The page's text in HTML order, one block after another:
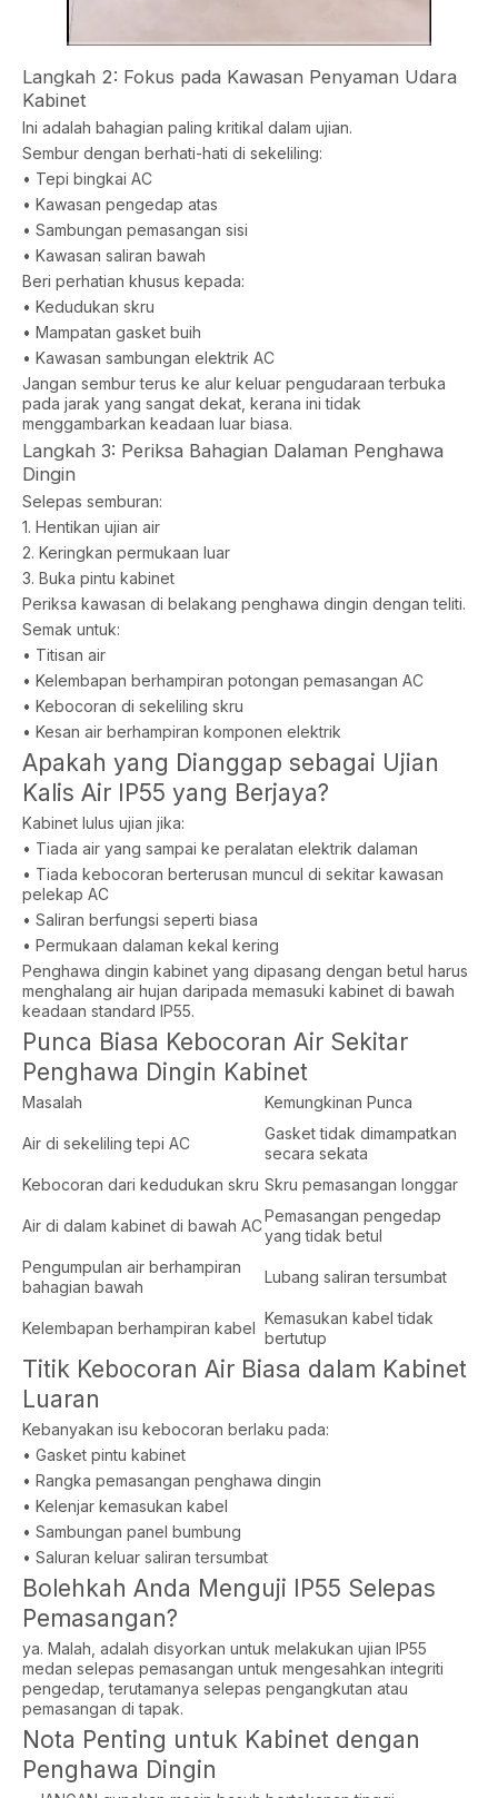
Langkah 2: Fokus pada Kawasan Penyaman Udara
Kabinet
Ini adalah bahagian paling kritikal dalam ujian.
Sembur dengan berhati-hati di sekeliling:
• Tepi bingkai AC
• Kawasan pengedap atas
• Sambungan pemasangan sisi
• Kawasan saliran bawah
Beri perhatian khusus kepada:
• Kedudukan skru
• Mampatan gasket buih
• Kawasan sambungan elektrik AC
Jangan sembur terus ke alur keluar pengudaraan terbuka
pada jarak yang sangat dekat, kerana ini tidak
menggambarkan keadaan luar biasa.
Langkah 3: Periksa Bahagian Dalaman Penghawa
Dingin
Selepas semburan:
1. Hentikan ujian air
2. Keringkan permukaan luar
3. Buka pintu kabinet
Periksa kawasan di belakang penghawa dingin dengan teliti.
Semak untuk:
• Titisan air
• Kelembapan berhampiran potongan pemasangan AC
• Kebocoran di sekeliling skru
• Kesan air berhampiran komponen elektrik
Apakah yang Dianggap sebagai Ujian
Kalis Air IP55 yang Berjaya?
Kabinet lulus ujian jika:
• Tiada air yang sampai ke peralatan elektrik dalaman
• Tiada kebocoran berterusan muncul di sekitar kawasan
pelekap AC
• Saliran berfungsi seperti biasa
• Permukaan dalaman kekal kering
Penghawa dingin kabinet yang dipasang dengan betul harus
menghalang air hujan daripada memasuki kabinet di bawah
keadaan standard IP55.
Punca Biasa Kebocoran Air Sekitar
Penghawa Dingin Kabinet
Masalah Kemungkinan Punca
Air di sekeliling tepi AC
Gasket tidak dimampatkan
secara sekata
Kebocoran dari kedudukan skru Skru pemasangan longgar
Air di dalam kabinet di bawah AC
Pemasangan pengedap
yang tidak betul
Pengumpulan air berhampiran
bahagian bawah
Lubang saliran tersumbat
Kelembapan berhampiran kabel
Kemasukan kabel tidak
bertutup
Titik Kebocoran Air Biasa dalam Kabinet
Luaran
Kebanyakan isu kebocoran berlaku pada:
• Gasket pintu kabinet
• Rangka pemasangan penghawa dingin
• Kelenjar kemasukan kabel
• Sambungan panel bumbung
• Saluran keluar saliran tersumbat
Bolehkah Anda Menguji IP55 Selepas
Pemasangan?
ya. Malah, adalah disyorkan untuk melakukan ujian IP55
medan selepas pemasangan untuk mengesahkan integriti
pengedap, terutamanya selepas pengangkutan atau
pemasangan di tapak.
Nota Penting untuk Kabinet dengan
Penghawa Dingin